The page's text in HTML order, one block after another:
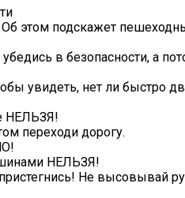
этом подскажет
в безопасности, а
увидеть, нет ли быстро
НЕЛЬЗЯ!
переходи дорогу.
НЕЛЬЗЯ!
Не высовывай